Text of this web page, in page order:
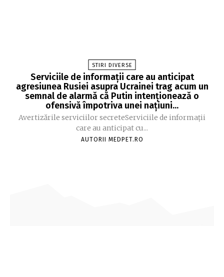
STIRI DIVERSE
Serviciile de informații care au anticipat
agresiunea Rusiei asupra Ucrainei trag acum un
semnal de alarmă că Putin intenționează o
ofensivă împotriva unei națiuni...
Avertizările serviciilor secreteServiciile de informații
care au anticipat cu...
AUTORII MEDPET.RO